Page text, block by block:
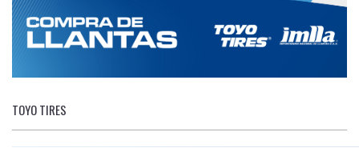
TOYO TIRES